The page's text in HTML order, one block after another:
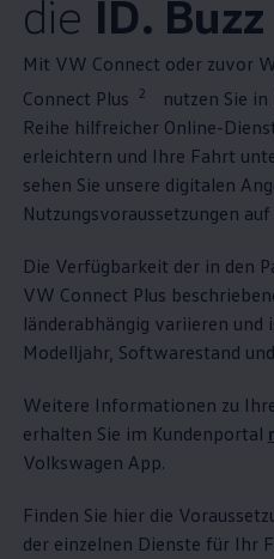
die ID. Buzz
Mit VW Connect oder zuvor
Connect Plus
2 nutzen Sie
Reihe hilfreicher Online-
erleichtern und Ihre Fahrt
sehen Sie unsere digitalen
Nutzungsvoraussetzungen
Die Verfügbarkeit der in den
VW Connect Plus
länderabhängig variieren und
Modelljahr, Softwarestand
Weitere Informationen zu
erhalten Sie im Kundenportal
Volkswagen App.
Finden Sie hier die
der einzelnen Dienste für Ihr